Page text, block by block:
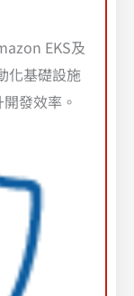
EKS及
化基礎設施
發效率。